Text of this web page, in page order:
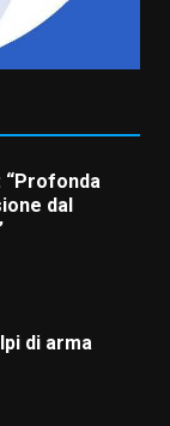
dal
di arma
il piano
del